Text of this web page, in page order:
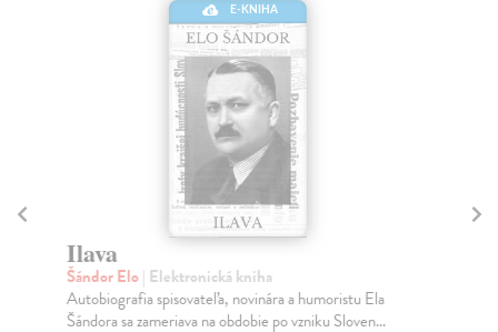
E-KNIHA
Ilava
Šándor Elo| Elektronická kniha
Autobiografia spisovateľa, novinára a humoristu Ela
Šándora sa zameriava na obdobie po vzniku Sloven...